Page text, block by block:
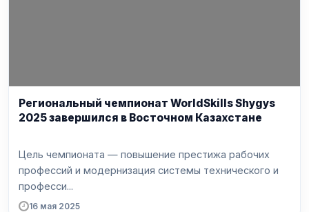
Региональный чемпионат WorldSkills Shygys
2025 завершился в Восточном Казахстане
Цель чемпионата — повышение престижа рабочих
профессий и модернизация системы технического и
професси...
16 мая 2025